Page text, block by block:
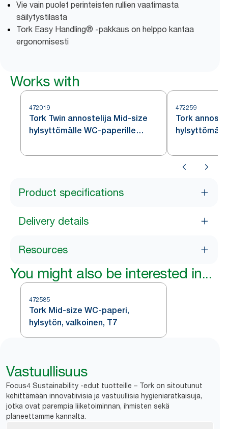
Vie vain puolet perinteisten rullien vaatimasta
säilytystilasta
Tork Easy Handling® -pakkaus on helppo kantaa
ergonomisesti
Works with
472019
Tork Twin annostelija Mid-size
hylsyttömälle WC-paperille
472259
Tork
Product specifications
Delivery details
Resources
You might also be interested in...
472585
Tork Mid-size WC-paperi,
hylsytön, valkoinen, T7
Vastuullisuus
Focus4 Sustainability -edut tuotteille – Tork on sitoutunut
kehittämään innovatiivisia ja vastuullisia hygieniaratkaisuja,
jotka ovat parempia liiketoiminnan, ihmisten sekä
planeettamme kannalta.